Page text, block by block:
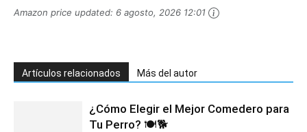
Amazon price updated: 6 agosto, 2026 12:01
Artículos relacionados Más del autor
¿Cómo Elegir el Mejor Comedero para
Tu Perro? 🍽️🐕